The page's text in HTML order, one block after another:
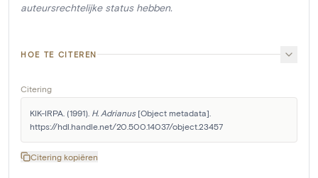
auteursrechtelijke status hebben.
HOE TE CITEREN
Citering
KIK-IRPA. (1991). H. Adrianus [Object metadata].
https://hdl.handle.net/20.500.14037/object.23457
Citering kopiëren